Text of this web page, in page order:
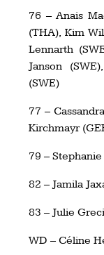
76 – Anais
(THA), Kim
Lennarth
Janson
(SWE)
77 –
Kirchmayr
79 –
82 – Jamila
83 – Julie
WD – Céline